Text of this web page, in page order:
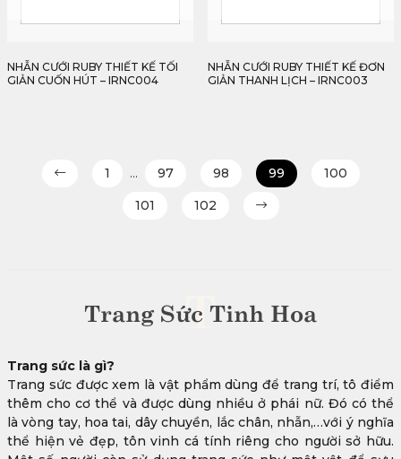
NHẪN CƯỚI RUBY THIẾT KẾ TỐI
GIẢN CUỐN HÚT – IRNC004
NHẪN CƯỚI RUBY THIẾT KẾ ĐƠN
GIẢN THANH LỊCH – IRNC003
1 … 97 98 99
100
101
102
Trang Sức Tinh Hoa
T
Trang sức là gì?
Trang sức được xem là vật phẩm dùng để trang trí, tô điểm
thêm cho cơ thể và được dùng nhiều ở phái nữ. Đó có thể
là vòng tay, hoa tai, dây chuyền, lắc chân, nhẫn,…với ý nghĩa
thể hiện vẻ đẹp, tôn vinh cá tính riêng cho người sở hữu.